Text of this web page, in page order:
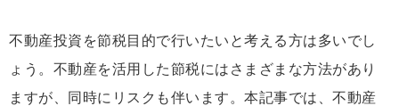
不動産投資を節税目的で行いたいと考える方は多いでし
ょう。不動産を活用した節税にはさまざまな方法があり
ますが、同時にリスクも伴います。本記事では、不動産